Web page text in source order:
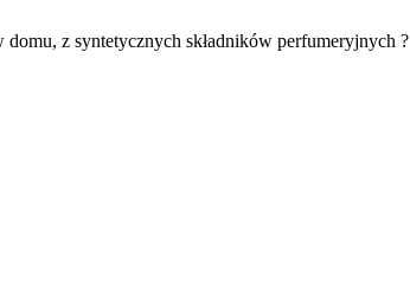
domu, z syntetycznych składników perfumeryjnych ?